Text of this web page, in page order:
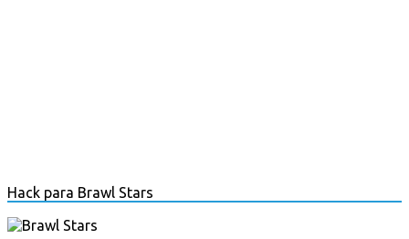
Hack para Brawl Stars